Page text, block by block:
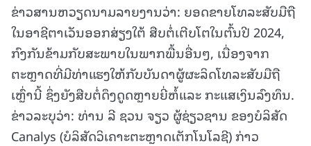
ຂ່າວສານຫວຽດນາມລາຍງານວ່າ: ຍອດຂາຍໂທລະສັບມືຖື
ໃນອາຊີຕາເວັນອອກສ່ຽງໃຕ້ ສືບຕໍ່ເຕີບໂຕໃນຕົ້ນປີ 2024,
ກົງກັນຂ້າມກັບສະພາບໃນພາກພື້ນອື່ນໆ, ເນື່ອງຈາກ
ຕະຫຼາດທີ່ມີທ່າແຮງໃຫ້ກັບບັນດາຜູ້ຜະລິດໂທລະສັບມືຖື
ເຫຼົ່ານີ້ ຊຶ່ງຍັງສືບຕໍ່ດຶງດູດຫຼາຍຍີ່ຫໍ້ແລະ ກະແສເງິນລົງທຶນ.
ຂ່າວລະບຸວ່າ: ທ່ານ ລີ ຊວນ ຈຽວ ຜູ້ຊ່ຽວຊານ ຂອງບໍລິສັດ
Canalys (ບໍລິສັດວິເຄາະຕະຫຼາດເຕັກໂນໂລຊີ) ກ່າວ